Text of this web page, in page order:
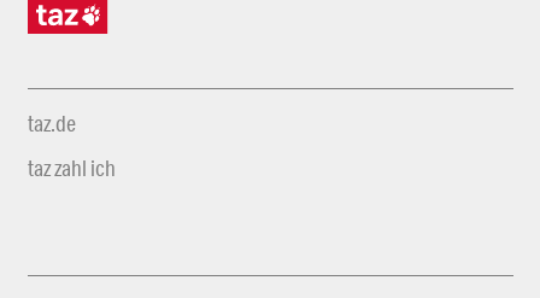
taz.de
taz zahl ich